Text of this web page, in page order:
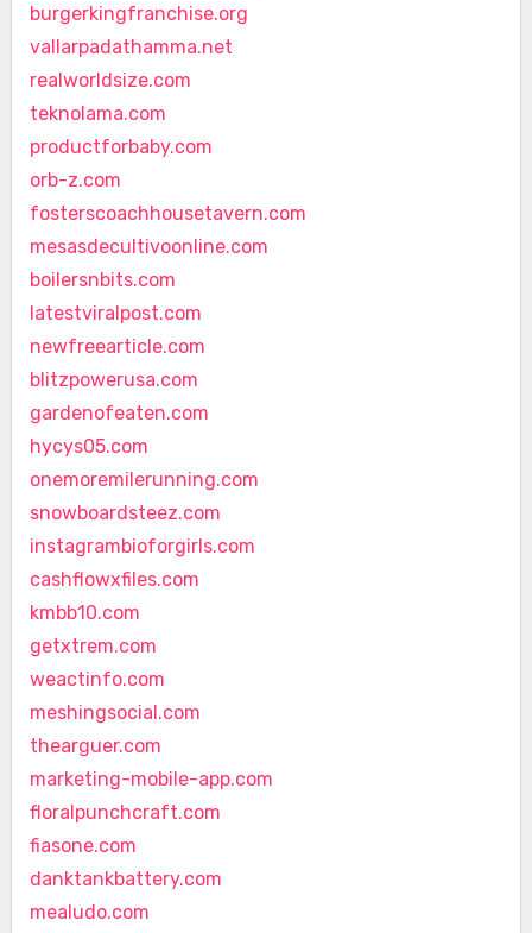
burgerkingfranchise.org
vallarpadathamma.net
realworldsize.com
teknolama.com
productforbaby.com
orb-z.com
fosterscoachhousetavern.com
mesasdecultivoonline.com
boilersnbits.com
latestviralpost.com
newfreearticle.com
blitzpowerusa.com
gardenofeaten.com
hycys05.com
onemoremilerunning.com
snowboardsteez.com
instagrambioforgirls.com
cashflowxfiles.com
kmbb10.com
getxtrem.com
weactinfo.com
meshingsocial.com
thearguer.com
marketing-mobile-app.com
floralpunchcraft.com
fiasone.com
danktankbattery.com
mealudo.com